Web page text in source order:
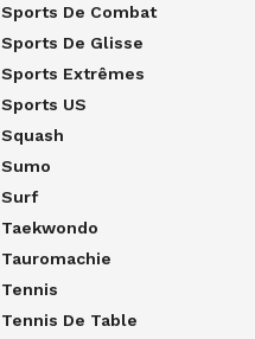
Sports De Combat
Sports De Glisse
Sports Extrêmes
Sports US
Squash
Sumo
Surf
Taekwondo
Tauromachie
Tennis
Tennis De Table